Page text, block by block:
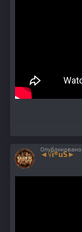
◄√i®uS►
Опубликовано